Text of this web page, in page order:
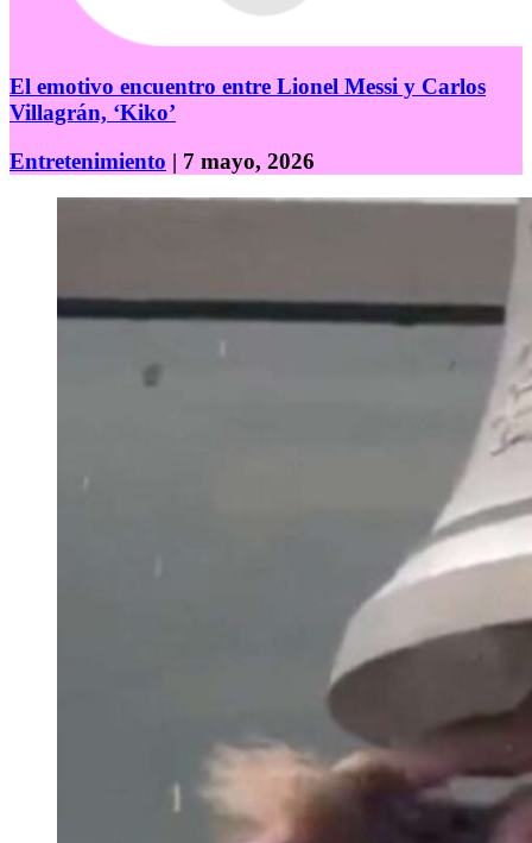
El emotivo encuentro entre Lionel Messi y Carlos
Villagrán, ‘Kiko’
Entretenimiento | 7 mayo, 2026